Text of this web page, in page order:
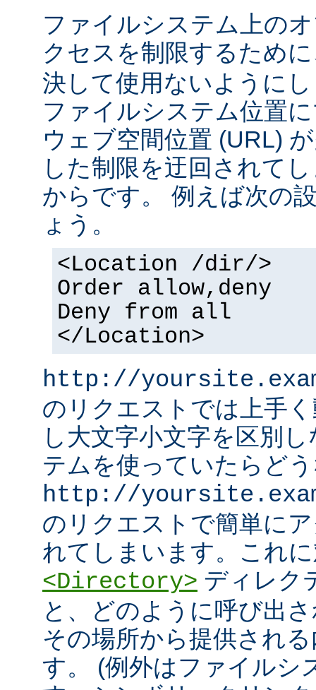
ファイルシステム上の
クセスを制限するため
決して使用ないように
ファイルシステム位置
ウェブ空間位置 (URL)
した制限を迂回されて
からです。 例えば次の
ょう。
<Location /dir/>
Order allow,deny
Deny from all
</Location>
http://
のリクエストでは上手
し大文字小文字を区別
テムを使っていたらど
http://
のリクエストで簡単に
れてしまいます。これ
<Directory> ディレク
と、どのように呼び出
その場所から提供され
す。 (例外はファイルシ